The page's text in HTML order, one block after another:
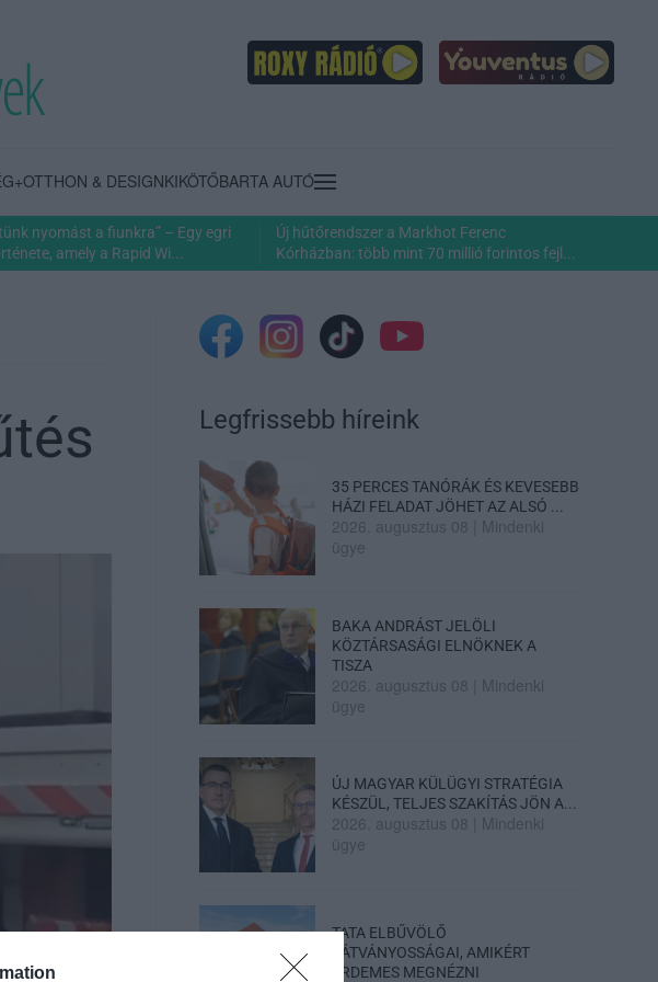
OTTHON & DESIGNKIKÖTŐBARTA AUTÓ
nyomást a fiunkra” – Egy egri
amely a Rapid Wi...
Új hűtőrendszer a Markhot Ferenc
Kórházban: több mint 70 millió forintos fejl...
Legfrissebb híreink
35 PERCES TANÓRÁK ÉS KEVESEBB
HÁZI FELADAT JÖHET AZ ALSÓ ...
2026. augusztus 08
Mindenki
ügye
BAKA ANDRÁST JELÖLI
KÖZTÁRSASÁGI ELNÖKNEK A
TISZA
2026. augusztus 08
Mindenki
ügye
ÚJ MAGYAR KÜLÜGYI STRATÉGIA
KÉSZÜL, TELJES SZAKÍTÁS JÖN A...
2026. augusztus 08
Mindenki
ügye
TATA ELBŰVÖLŐ
LÁTVÁNYOSSÁGAI, AMIKÉRT
ÉRDEMES MEGNÉZNI